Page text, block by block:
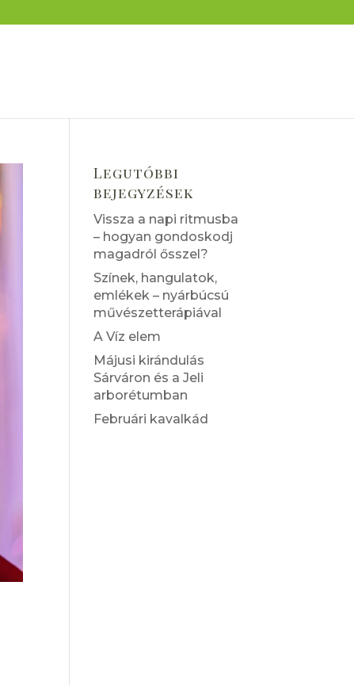
Legutóbbi
bejegyzések
Vissza a napi ritmusba
– hogyan gondoskodj
magadról ősszel?
Színek, hangulatok,
emlékek – nyárbúcsú
művészetterápiával
A Víz elem
Májusi kirándulás
Sárváron és a Jeli
arborétumban
Februári kavalkád